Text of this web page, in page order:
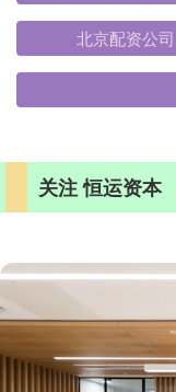
北京配资公司
关注 恒运资本